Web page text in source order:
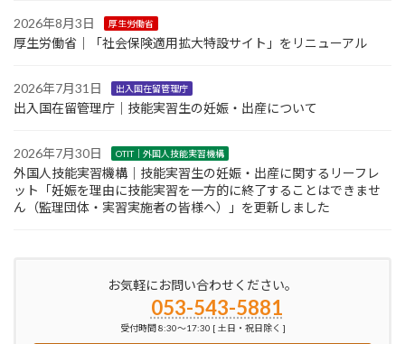
2026年8月3日 厚生労働省
厚生労働省｜「社会保険適用拡大特設サイト」をリニューアル
2026年7月31日 出入国在留管理庁
出入国在留管理庁｜技能実習生の妊娠・出産について
2026年7月30日 OTIT｜外国人技能実習機構
外国人技能実習機構｜技能実習生の妊娠・出産に関するリーフレ
ット「妊娠を理由に技能実習を一方的に終了することはできませ
ん（監理団体・実習実施者の皆様へ）」を更新しました
お気軽にお問い合わせください。
053-543-5881
受付時間 8:30～17:30 [ 土日・祝日除く ]